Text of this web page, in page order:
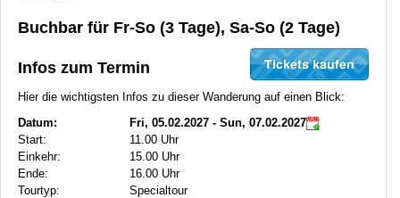
Buchbar für Fr-So (3 Tage), Sa-So (2 Tage)
Infos zum Termin
Hier die wichtigsten Infos zu dieser Wanderung auf einen Blick:
Datum:
Fri, 05.02.2027 - Sun, 07.02.2027
Start:
11.00 Uhr
Einkehr:
15.00 Uhr
Ende:
16.00 Uhr
Tourtyp:
Specialtour